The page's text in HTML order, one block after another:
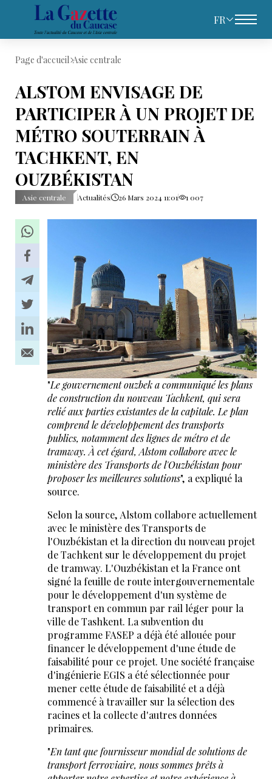
FR
Page d'accueil Asie centrale
ALSTOM ENVISAGE DE
PARTICIPER À UN PROJET DE
MÉTRO SOUTERRAIN À
TACHKENT, EN
OUZBÉKISTAN
Asie centrale Actualités 26 Mars 2024 11:01 1 007
"Le gouvernement ouzbek a communiqué les plans
de construction du nouveau Tachkent, qui sera
relié aux parties existantes de la capitale. Le plan
comprend le développement des transports
publics, notamment des lignes de métro et de
tramway. À cet égard, Alstom collabore avec le
ministère des Transports de l'Ouzbékistan pour
proposer les meilleures solutions", a expliqué la
source.
Selon la source, Alstom collabore actuellement
avec le ministère des Transports de
l'Ouzbékistan et la direction du nouveau projet
de Tachkent sur le développement du projet
de tramway. L'Ouzbékistan et la France ont
signé la feuille de route intergouvernementale
pour le développement d'un système de
transport en commun par rail léger pour la
ville de Tashkent. La subvention du
programme FASEP a déjà été allouée pour
financer le développement d'une étude de
faisabilité pour ce projet. Une société française
d'ingénierie EGIS a été sélectionnée pour
mener cette étude de faisabilité et a déjà
commencé à travailler sur la sélection des
racines et la collecte d'autres données
primaires.
"En tant que fournisseur mondial de solutions de
transport ferroviaire, nous sommes prêts à